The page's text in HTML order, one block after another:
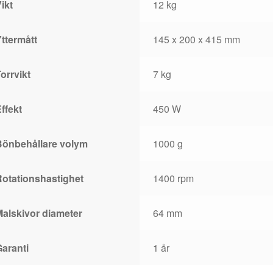
12 kg
145 x 200 x 415 mm
7 kg
450 W
volym 1000 g
1400 rpm
diameter 64 mm
1 år